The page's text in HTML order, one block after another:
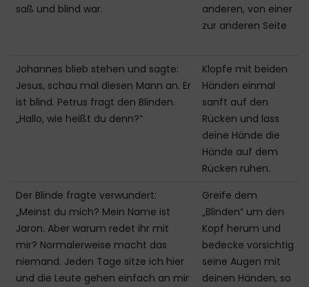
saß und blind war.
anderen, von einer
zur anderen Seite
Johannes blieb stehen und sagte:
Jesus, schau mal diesen Mann an. Er
ist blind. Petrus fragt den Blinden.
„Hallo, wie heißt du denn?“
Klopfe mit beiden
Händen einmal
sanft auf den
Rücken und lass
deine Hände die
Hände auf dem
Rücken ruhen.
Der Blinde fragte verwundert:
„Meinst du mich? Mein Name ist
Jaron. Aber warum redet ihr mit
mir? Normalerweise macht das
niemand. Jeden Tage sitze ich hier
und die Leute gehen einfach an mir
Greife dem
„Blinden“ um den
Kopf herum und
bedecke vorsichtig
seine Augen mit
deinen Händen, so